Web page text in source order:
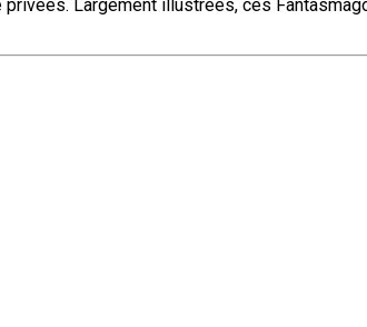
Largement illustrées, ces